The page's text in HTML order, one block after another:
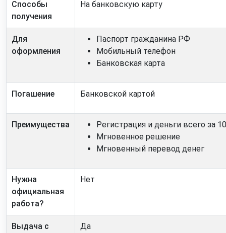
Способы
получения
На банковскую карту
Для
оформления
Паспорт гражданина РФ
Мобильный телефон
Банковская карта
Погашение Банковской картой
Преимущества Регистрация и деньги всего за
Мгновенное решение
Мгновенный перевод денег
Нужна
официальная
работа?
Нет
Выдача с
Да